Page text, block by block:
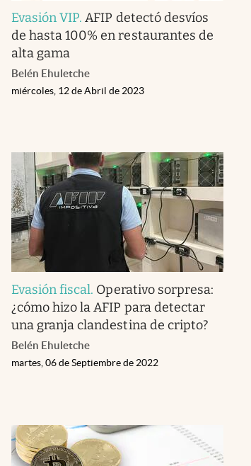
Evasión VIP.AFIP detectó desvíos
de hasta 100% en restaurantes de
alta gama
Belén Ehuletche
miércoles, 12 de Abril de 2023
Evasión fiscal. Operativo sorpresa:
¿cómo hizo la AFIP para detectar
una granja clandestina de cripto?
Belén Ehuletche
martes, 06 de Septiembre de 2022